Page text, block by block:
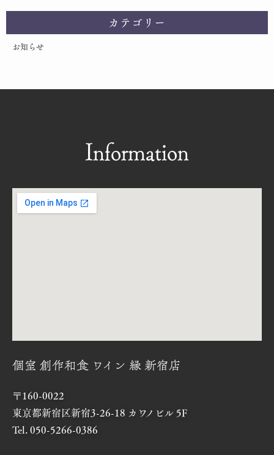
カテゴリー
お知らせ
Information
個室 創作和食 ワイン 縁 新宿店
〒160-0022
東京都新宿区新宿3-26-18 カワノビル 5F
Tel. 050-5266-0386